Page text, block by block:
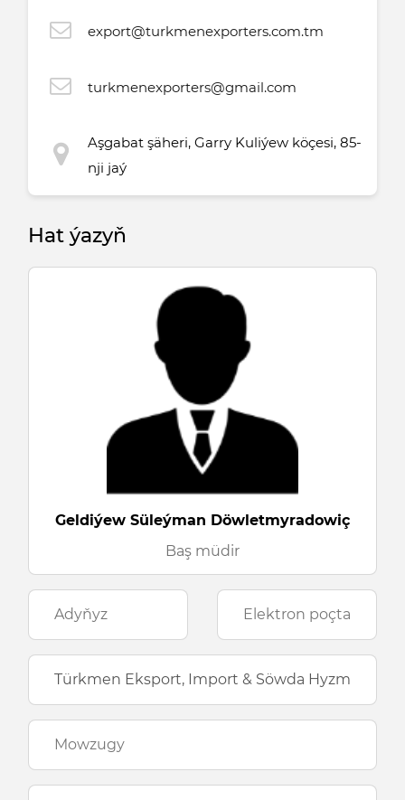
export@turkmenexporters.com.tm
turkmenexporters@gmail.com
Aşgabat şäheri, Garry Kuliýew köçesi, 85-
nji jaý
Hat ýazyň
Geldiýew Süleýman Döwletmyradowiç
Baş müdir